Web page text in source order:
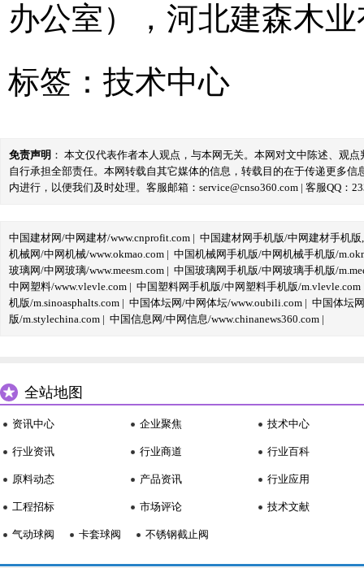
办公室），河北建森木
标签： 技术中心
免责声明 ： 本文仅代表作者本人观点，与本网无关。本网对文中陈述、观
自行承担全部责任。本网转载自其它媒体的信息，转载目的在于传递更多
内进行，以便我们及时处理。客服邮箱：service@cnso360.com | 客服QQ：
中国建材网/中网建材/www.cnprofit.com | 中国建材网手机版/中网建材手机版
机械网/中网机械/www.okmao.com | 中国机械网手机版/中网机械手机版/
玻璃网/中网玻璃/www.meesm.com | 中国玻璃网手机版/中网玻璃手机版/
中网塑料/www.vlevle.com | 中国塑料网手机版/中网塑料手机版/m.vlevle.com
机版/m.sinoasphalts.com | 中国体坛网/中网体坛/www.oubili.com | 中国体坛
版/m.stylechina.com | 中国信息网/中网信息/www.chinanews360.com |
全站地图
资讯中心
行业资讯
原料动态
工程招标
企业聚焦
行业商道
产品资讯
市场评论
技术中心
行业百科
行业应用
技术文献
气动球阀 卡套球阀 不锈钢截止阀